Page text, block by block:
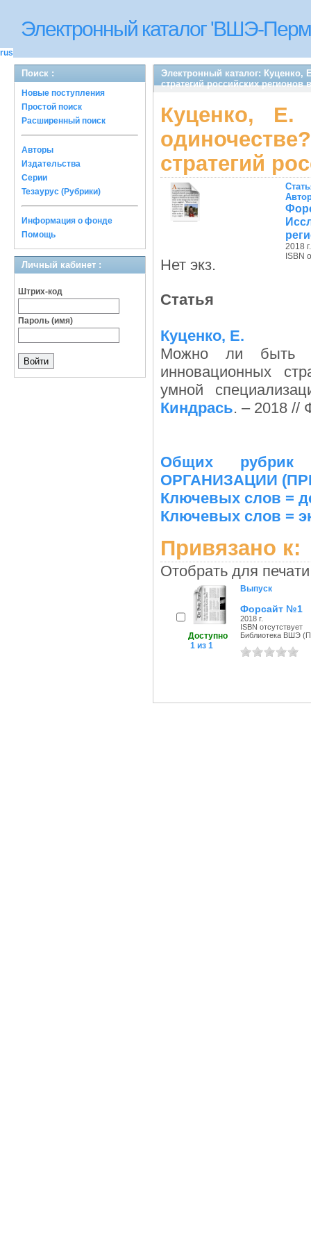
Электронный каталог 'ВШЭ-
rus
Поиск :
Новые поступления
Простой поиск
Расширенный поиск
Авторы
Издательства
Серии
Тезаурус (Рубрики)
Информация о фонде
Помощь
Личный кабинет :
Штрих-код
Пароль (имя)
Электронный каталог:
стратегий российских регионов
Куценко,
стратегий
Нет экз.
2018 г.
ISBN
Статья
Куценко, Е.
Можно ли быть
инновационных
умной
Киндрась. – 2018 //
Общих
ОРГАНИЗАЦИИ
Ключевых слов =
Ключевых слов =
Привязано к:
Отобрать для
Доступно
1 из 1
Выпуск
Форсайт №1
2018 г.
ISBN отсутствует
Библиотека ВШЭ